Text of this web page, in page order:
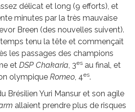
délicat et long (9 efforts), et
minutes par la très mauvaise
Breen (des nouvelles suivent).
tenu la tête et commençait
les passages des champions
et DSP Chakaria, 3es au final, et
olympique Romeo, 4es.
Brésilien Yuri Mansur et son agile
allaient prendre plus de risques